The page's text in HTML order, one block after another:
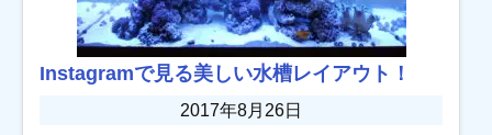
Instagramで見る美しい水槽レイアウト！
2017年8月26日